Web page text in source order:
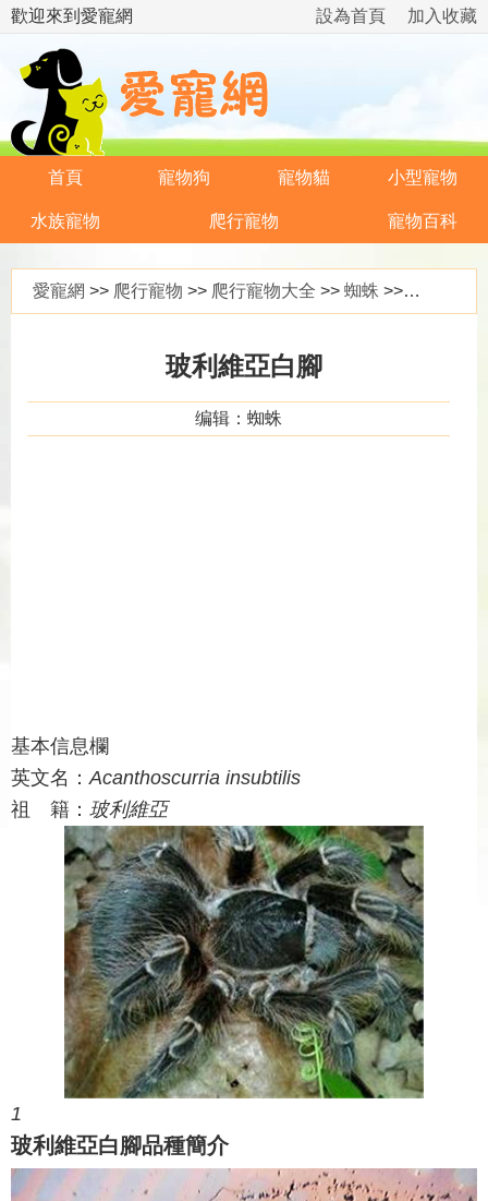
歡迎來到愛寵網 加入收藏
設為首頁
首頁 寵物狗 寵物貓 小型寵物
水族寵物 爬行寵物 寵物百科
愛寵網 >> 爬行寵物 >> 爬行寵物大全 >> 蜘蛛 >> 玻利維亞白腳
玻利維亞白腳
编辑：蜘蛛
基本信息欄
英文名：Acanthoscurria insubtilis
祖 籍： 玻利維亞
1
玻利維亞白腳品種簡介